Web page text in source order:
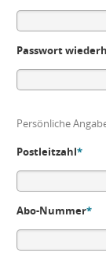
Passwort
Persönliche
Postleitzahl*
Abo-Nummer*